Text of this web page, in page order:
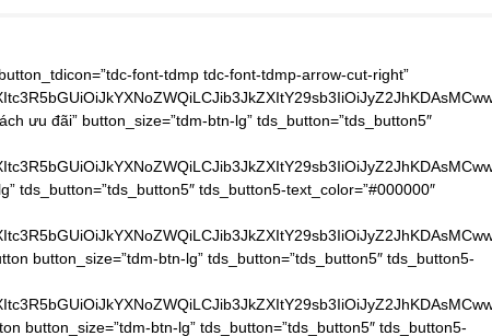
vc_row_inner][vc_row_inner tdc_css=”eyJhbGwiOnsibWFyZ2luLXRvcCI6IjIwIiwibWFyZ2luLWJvdHRvbSI6IjIwIiwicGFkZGluZy10b3AiOiIyMCIsInBhZGRpbmctYm90dG9tIjoiMjAiLCJiYWNrZ3JvdW5kLWltYWdlIjoidXJsKFwiaHR0cHM6Ly9ub2l0aGF0ZGFpdGVjaC5jb20vd3AtY29udGVudC91cGxvYWRzLzIwMTkvMDMveHh4X2RvdHNfeHh4LnBuZ1wiKSIsImJhY2tncm91bmQtc3R5bGUiOiJyZXBlYXQiLCJvcGFjaXR5IjoiMC4xIiwiei1pbmRleCI6IjIiLCJjb250ZW50LWgtYWxpZ24iOiJjb250ZW50LWhvcml6LWNlbnRlciIsImRpc3BsYXkiOiIifX0=”][vc_column_inner][tdm_block_icon_box tdicon_id=”tdc-font-tdmp tdc-font-tdmp-old-phone” icon_padding=”1″ title_tag=”h4″ title_size=”tdm-title-xxsm” description=”JTNDYSUyMGhyZWYlM0QlMjJ0ZWwlM0EwOTgxNTUxODU1JTIyJTNFJTNDc3BhbiUyMHN0eWxlJTNEJTIyY29sb3IlM0ElMjAlMjMwMDAlM0IlMjIlM0UoJTJCODQpJTIwOTglMjAxNTUxJTIwODU1JTNDJTJGc3BhbiUzRSUzQyUyRmElM0U=” button_size=”tdm-btn-md” button_tdicon=”tdc-font-fa tdc-font-fa-long-arrow-right” tds_button=”tds_button3″ content_align_horizontal=”content-horiz-left” tds_icon_box=”tds_icon_box2″ tds_icon_box2-title_top_space=”-3″ title_text=”SG90bGluZSUzQQ==” tdc_css=”eyJhbGwiOnsibWFyZ2luLXJpZ2h0IjoiNTAiLCJtYXJnaW4tYm90dG9tIjoiMCIsIm1hcmdpbi1sZWZ0IjoiNTAiLCJ3aWR0aCI6IjIyMCIsImRpc3BsYXkiOiJpbmxpbmUtYmxvY2sifSwibGFuZHNjYXBlIjp7Im1hcmdpbi1yaWdodCI6IjIwIiwibWFyZ2luLWxlZnQiOiIyMCIsImRpc3BsYXkiOiJpbmxpbmUtYmxvY2sifSwibGFuZHNjYXBlX21heF93aWR0aCI6MTE0MCwibGFuZHNjYXBlX21pbl93aWR0aCI6MTAxOSwicG9ydHJhaXQiOnsibWFyZ2luLWJvdHRvbSI6IjIwIiwibWFyZ2luLWxlZnQiOiIwIiwiZGlzcGxheSI6IiJ9LCJwb3J0cmFpdF9tYXhfd2lkdGgiOjEwMTgsInBvcnRyYWl0X21pbl93aWR0aCI6NzY4LCJwaG9uZSI6eyJtYXJnaW4tcmlnaHQiOiIwIiwibWFyZ2luLWJvdHRvbSI6IjIwIiwibWFyZ2luLWxlZnQiOiIwIiwiZGlzcGxheSI6IiJ9LCJwaG9uZV9tYXhfd2lkdGgiOjc2N30=” tds_icon_box2-description_bottom_space=”0″ tds_icon_box2-title_bottom_space=”-24″ tds_icon1-color=”eyJ0eXBlIjoiZ3JhZGllbnQiLCJjb2xvcjEiOiIjZjliODAwIiwiY29sb3IyIjoiI2ZjZDIwMCIsIm1peGVkQ29sb3JzIjpbXSwiZGVncmVlIjoiOTAiLCJjc3MiOiJiYWNrZ3JvdW5kOiAtd2Via2l0LWxpbmVhci1ncmFkaWVudCg5MGRlZywjZmNkMjAwLCNmOWI4MDApO2JhY2tncm91bmQ6IGxpbmVhci1ncmFkaWVudCg5MGRlZywjZmNkMjAwLCNmOWI4MDApOyIsImNzc1BhcmFtcyI6IjkwZGVnLCNmY2QyMDAsI2Y5YjgwMCJ9″ tds_title1-title_color=”#606060″ tds_icon_box2-icon_box_description_color=”#000000″][tdm_block_icon_box tdicon_id=”tdc-font-tdmp tdc-font-tdmp-24h” icon_padding=”1″ title_tag=”h4″ title_size=”tdm-title-xxsm” description=”VDIlMjAtJTIwVDclM0ElMjAwOCUzQTAwJTIwLSUyMDE3JTNBMDA=” button_size=”tdm-btn-md” button_tdicon=”tdc-font-fa tdc-font-fa-long-arrow-right” tds_button=”tds_button3″ content_align_horizontal=”content-horiz-left” tds_icon_box=”tds_icon_box2″ tds_icon_box2-title_top_space=”-3″ title_text=”R2klRTElQkIlOUQlMjBsJUMzJUEwbSUyMHZpJUUxJUJCJTg3YyUzQQ==” tdc_css=”eyJhbGwiOnsibWFyZ2luLXJpZ2h0IjoiNTAiLCJtYXJnaW4tYm90dG9tIjoiMCIsIm1hcmdpbi1sZWZ0IjoiNTAiLCJ3aWR0aCI6IjIzMCIsImRpc3BsYXkiOiJpbmxpbmUtYmxvY2sifSwibGFuZHNjYXBlIjp7Im1hcmdpbi1yaWdodCI6IjIwIiwibWFyZ2l